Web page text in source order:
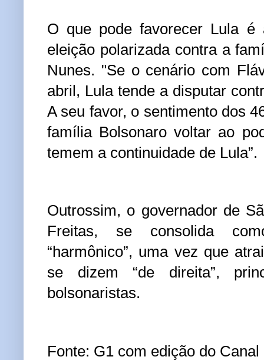
O que pode favorecer Lula é
eleição polarizada contra a
Nunes. "Se o cenário com
abril, Lula tende a disputar
A seu favor, o sentimento dos
família Bolsonaro voltar ao
temem a continuidade de Lula”.
Outrossim, o governador de
Freitas, se consolida
“harmônico”, uma vez que
se dizem “de direita”,
bolsonaristas.
Fonte: G1 com edição do Canal